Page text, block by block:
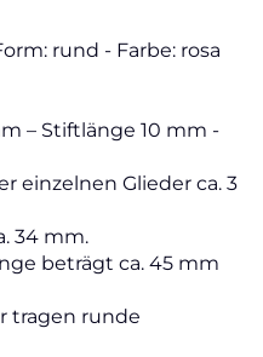
rund - Farbe: rosa
– Stiftlänge 10 mm -
einzelnen Glieder ca. 3
34 mm.
beträgt ca. 45 mm
tragen runde